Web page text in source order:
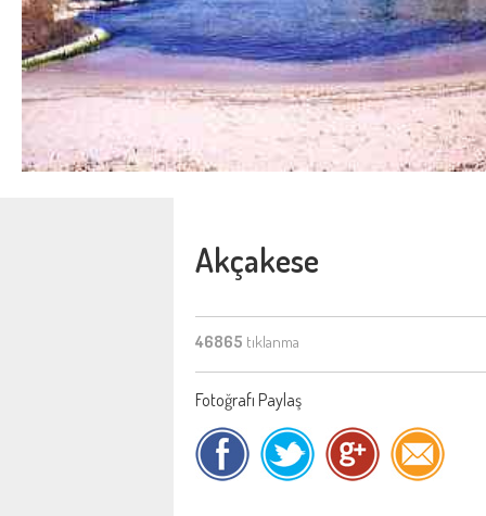
Akçakese
46865 tıklanma
Fotoğrafı Paylaş